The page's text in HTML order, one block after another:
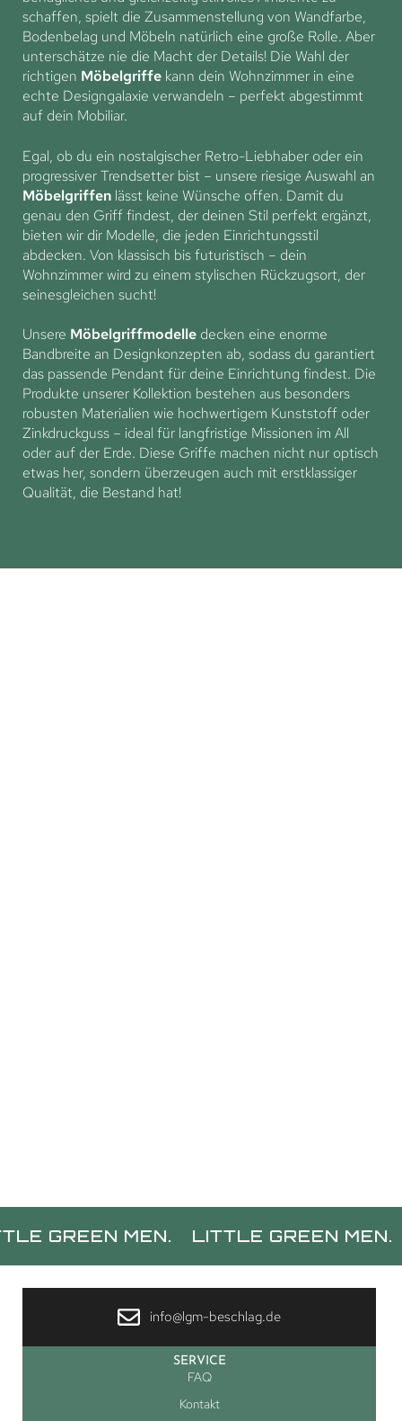
schaffen, spielt die Zusammenstellung von Wandfarbe,
Bodenbelag und Möbeln natürlich eine große Rolle. Aber
unterschätze nie die Macht der Details! Die Wahl der
richtigen Möbelgriffe kann dein Wohnzimmer in eine
echte Designgalaxie verwandeln – perfekt abgestimmt
auf dein Mobiliar.
Egal, ob du ein nostalgischer Retro-Liebhaber oder ein
progressiver Trendsetter bist – unsere riesige Auswahl an
Möbelgriffen lässt keine Wünsche offen. Damit du
genau den Griff findest, der deinen Stil perfekt ergänzt,
bieten wir dir Modelle, die jeden Einrichtungsstil
abdecken. Von klassisch bis futuristisch – dein
Wohnzimmer wird zu einem stylischen Rückzugsort, der
seinesgleichen sucht!
Unsere Möbelgriffmodelle decken eine enorme
Bandbreite an Designkonzepten ab, sodass du garantiert
das passende Pendant für deine Einrichtung findest. Die
Produkte unserer Kollektion bestehen aus besonders
robusten Materialien wie hochwertigem Kunststoff oder
Zinkdruckguss – ideal für langfristige Missionen im All
oder auf der Erde. Diese Griffe machen nicht nur optisch
etwas her, sondern überzeugen auch mit erstklassiger
Qualität, die Bestand hat!
MEN. LITTLE GREEN MEN.
info@lgm-beschlag.de
SERVICE
FAQ
Kontakt